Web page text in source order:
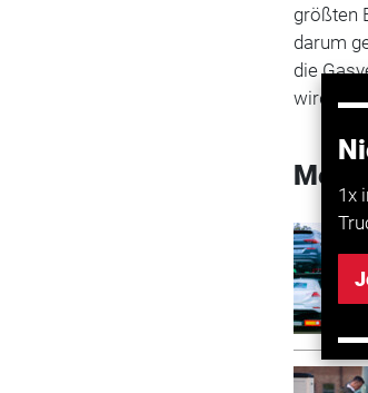
1x
größten
darum
die
wird die
Mehr